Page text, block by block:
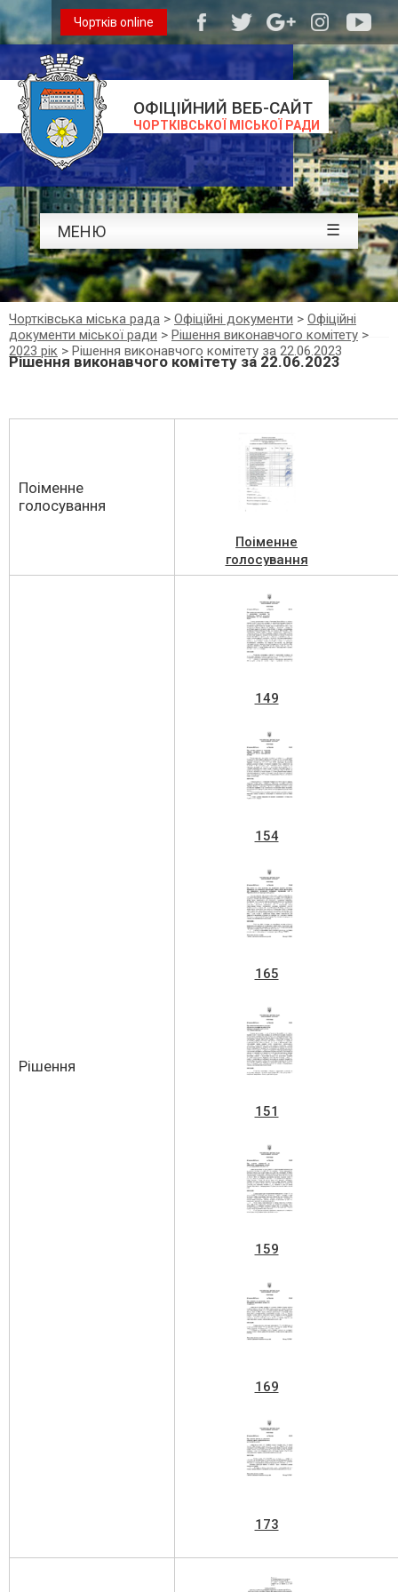
ОФІЦІЙНИЙ ВЕБ-САЙТ
ЧОРТКІВСЬКОЇ МІСЬКОЇ РАДИ
Чортків online
МЕНЮ ☰
Чортківська міська рада > Офіційні документи > Офіційні
документи міської ради > Рішення виконавчого комітету >
2023 рік > Рішення виконавчого комітету за 22.06.2023
Рішення виконавчого комітету за 22.06.2023
Поіменне
голосування
Поіменне
голосування
виконаком 12 від
22.06.2023 (1)
Рішення
149
154
165
151
159
169
173